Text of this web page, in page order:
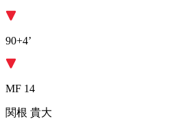
90+4’
MF 14
関根 貴大